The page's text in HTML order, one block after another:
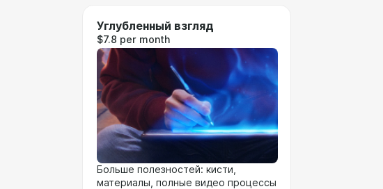
Углубленный взгляд
$7.8 per month
Больше полезностей: кисти,
материалы, полные видео процессы